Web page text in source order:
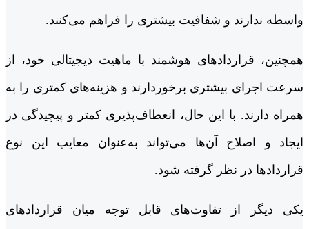
واسطه ندارند و شفافیت بیشتری را فراهم می‌کنند.
همچنین، قراردادهای هوشمند با ماهیت دیجیتالی خود، از
سرعت اجرای بیشتری برخوردارند و هزینه‌های کمتری را به
همراه دارند. با این حال، انعطاف‌پذیری کمتر و پیچیدگی در
ایجاد و اصلاح آن‌ها می‌تواند به‌عنوان معایب این نوع
قراردادها در نظر گرفته شود.
یکی دیگر از تفاوت‌های قابل توجه میان قراردادهای